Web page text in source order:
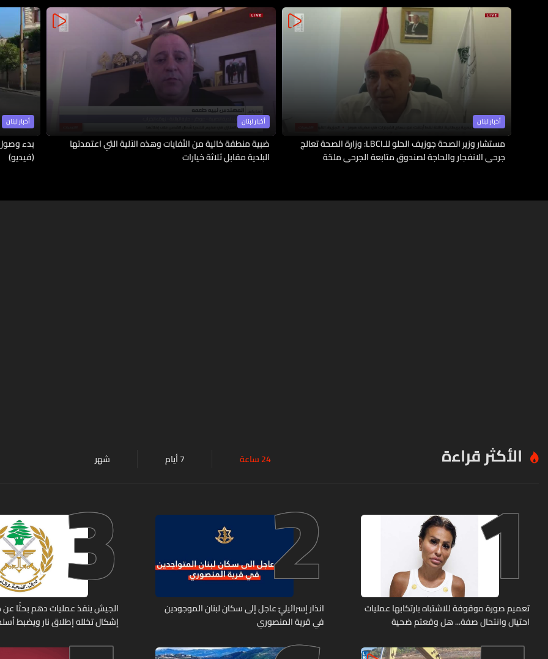
أخبار لبنان
مستشار وزير الصحة جوزيف الحلو للـLBCI: وزارة الصحة تعالج
جرحى الانفجار والحاجة لصندوق متابعة الجرحى ملحّة
أخبار لبنان
ضبية منطقة خالية من النُفايات وهذه الآلية التي اعتمدتها
البلدية مقابل ثلاثة خيارات
أخبار لبنان
بدء
(فيديو)
الأكثر قراءة 24 ساعة 7 أيام شهر 1
تعميم صورة موقوفة للاشتباه بارتكابها عمليات
احتيال وانتحال صفة... هل وقعتم ضحية
2
انذار إسرائيليّ عاجل إلى سكان لبنان الموجودين
في قرية المنصوري
3
الجيش ينفذ عمليات دهم بحثًا
إشكال تخلله إطلاق نار ويضبط